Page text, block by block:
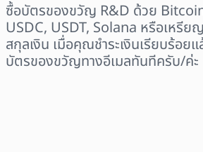
ซื้อบัตรของขวัญ R&D ด้วย
USDC, USDT, Solana หรือเหรี
สกุลเงิน เมื่อคุณชำระเงินเรียบร้อย
บัตรของขวัญทางอีเมลทันทีครับ/ค่ะ